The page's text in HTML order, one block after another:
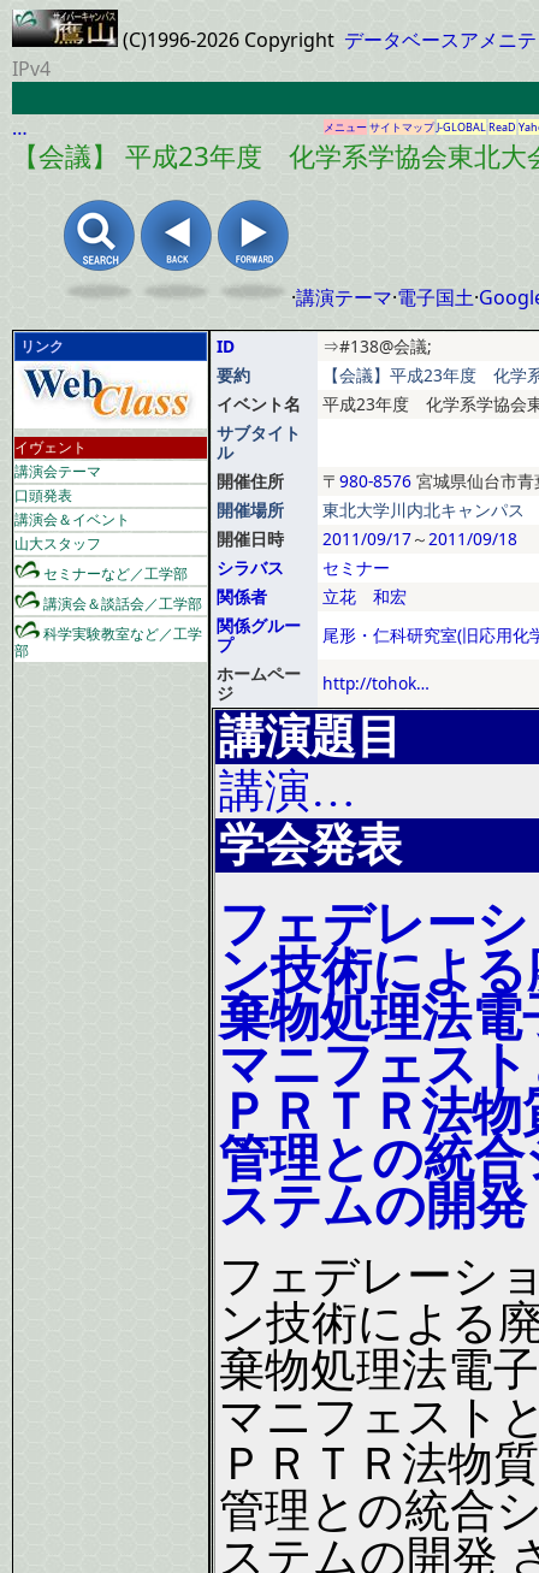
(C)1996-2026 Copyright データベースアメニ
IPv4
… メニューサイトマップJ-GLOBALReaD
【会議】 平成23年度 化学系学協会東北大
·講演テーマ·電子国土·
リンク
イヴェント
講演会テーマ
口頭発表
講演会＆イベント
山大スタッフ
セミナーなど／工学部
講演会＆談話会／工学部
科学実験教室など／工学
部
ID
⇒#138@会議;
要約
【会議】平成23年度 化学
イベント名
平成23年度 化学系学協会
サブタイト
ル
開催住所
〒 980-8576 宮城県仙台市
開催場所
東北大学川内北キャンパス
開催日時
2011/09/17～2011/09/18
シラバス
セミナー
関係者
立花 和宏
関係グルー
プ
尾形・仁科研究室(旧応用化
ホームペー
ジ
http://tohok…
講演題目
講演…
学会発表
フェデレー
ン技術による
棄物処理法電
マニフェス
ＰＲＴＲ法物
管理との統合
ステムの開発
フェデレーシ
ン技術による
棄物処理法電子
マニフェスト
ＰＲＴＲ法物質
管理との統合
ステムの開発